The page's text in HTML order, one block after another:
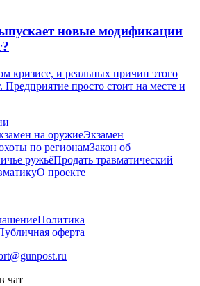
новые модификации
кризисе, и реальных причин этого
Предприятие просто стоит на месте и
на оружиеЭкзамен
по регионамЗакон об
ружьёПродать травматический
О проекте
Политика
оферта
чат